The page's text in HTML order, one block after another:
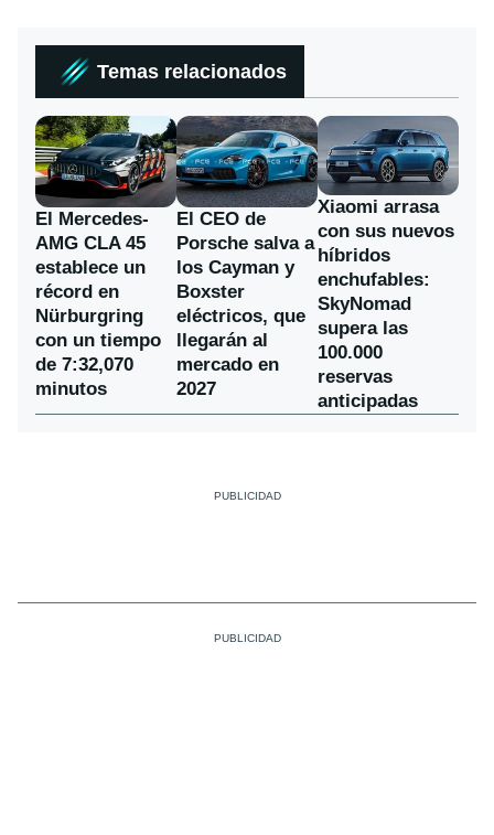
Temas relacionados
El Mercedes-
AMG CLA 45
establece un
récord en
Nürburgring
con un tiempo
de 7:32,070
minutos
El CEO de
Porsche salva a
los Cayman y
Boxster
eléctricos, que
llegarán al
mercado en
2027
Xiaomi arrasa
con sus nuevos
híbridos
enchufables:
SkyNomad
supera las
100.000
reservas
anticipadas